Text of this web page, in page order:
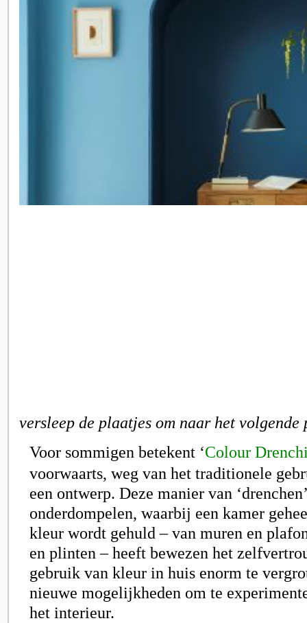
versleep de plaatjes om naar het
Voor sommigen betekent ‘Colour
voorwaarts, weg van het traditionele
een ontwerp. Deze manier van
onderdompelen, waarbij een kamer
kleur wordt gehuld – van muren en
en plinten – heeft bewezen het
gebruik van kleur in huis enorm te
nieuwe mogelijkheden om te
het interieur.